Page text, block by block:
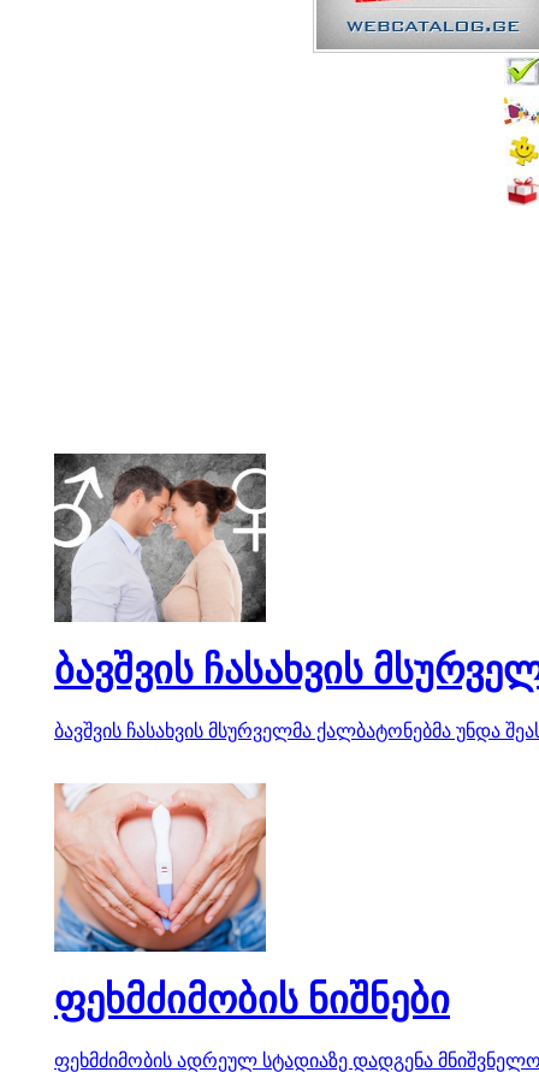
ბავშვის ჩასახვის
ბავშვის ჩასახვის მსურველმა ქალბატონებმა უნდა
ფეხმძიმობის ნიშნები
ფეხმძიმობის ადრეულ სტადიაზე დადგენა